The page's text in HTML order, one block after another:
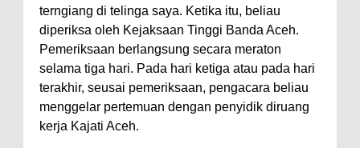
terngiang di telinga saya. Ketika itu, beliau
diperiksa oleh Kejaksaan Tinggi Banda Aceh.
Pemeriksaan berlangsung secara meraton
selama tiga hari. Pada hari ketiga atau pada hari
terakhir, seusai pemeriksaan, pengacara beliau
menggelar pertemuan dengan penyidik diruang
kerja Kajati Aceh.